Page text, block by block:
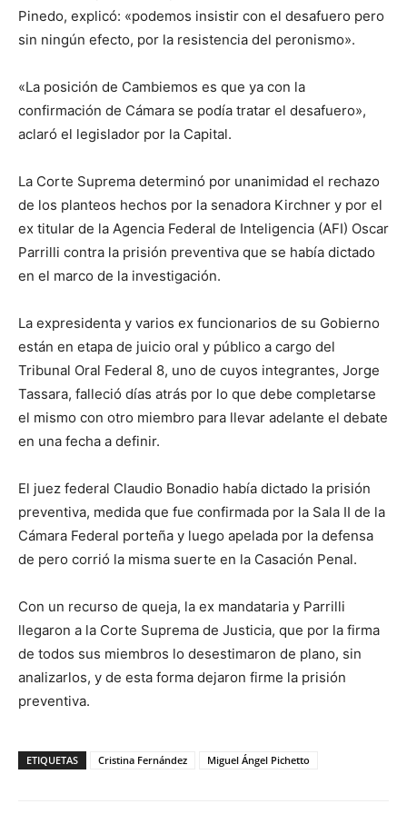
Pinedo, explicó: «podemos insistir con el desafuero pero
sin ningún efecto, por la resistencia del peronismo».
«La posición de Cambiemos es que ya con la
confirmación de Cámara se podía tratar el desafuero»,
aclaró el legislador por la Capital.
La Corte Suprema determinó por unanimidad el rechazo
de los planteos hechos por la senadora Kirchner y por el
ex titular de la Agencia Federal de Inteligencia (AFI) Oscar
Parrilli contra la prisión preventiva que se había dictado
en el marco de la investigación.
La expresidenta y varios ex funcionarios de su Gobierno
están en etapa de juicio oral y público a cargo del
Tribunal Oral Federal 8, uno de cuyos integrantes, Jorge
Tassara, falleció días atrás por lo que debe completarse
el mismo con otro miembro para llevar adelante el debate
en una fecha a definir.
El juez federal Claudio Bonadio había dictado la prisión
preventiva, medida que fue confirmada por la Sala II de la
Cámara Federal porteña y luego apelada por la defensa
de pero corrió la misma suerte en la Casación Penal.
Con un recurso de queja, la ex mandataria y Parrilli
llegaron a la Corte Suprema de Justicia, que por la firma
de todos sus miembros lo desestimaron de plano, sin
analizarlos, y de esta forma dejaron firme la prisión
preventiva.
ETIQUETAS Cristina Fernández Miguel Ángel Pichetto